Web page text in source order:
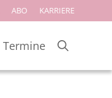
ABO KARRIERE
Termine